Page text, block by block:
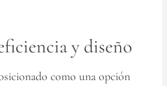
y diseño
como una opción